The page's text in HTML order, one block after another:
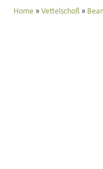
Home Vettelschoß